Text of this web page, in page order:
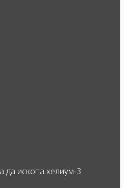
да ископа хелиум-3